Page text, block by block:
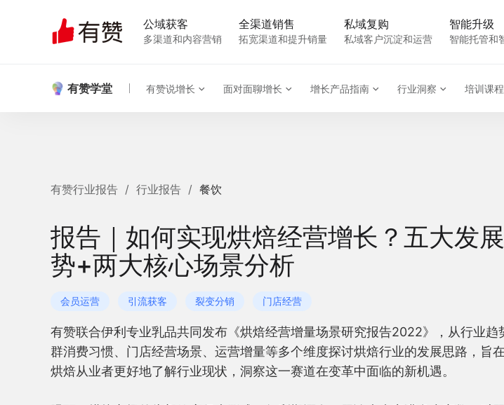
公域获客
多渠道和内容营销
全渠道销售
拓宽渠道和提升销量
私域复购
私域客户沉淀和运营
智能升级
智能托管和
有赞学堂 有赞说增长 面对面聊增长 增长产品指南 行业洞察 培训课程
有赞行业报告 / 行业报告 / 餐饮
报告｜如何实现烘焙经营增长？五大发
势+两大核心场景分析
会员运营 引流获客 裂变分销 门店经营
有赞联合伊利专业乳品共同发布《烘焙经营增量场景研究报告2022》，从行业趋
群消费习惯、门店经营场景、运营增量等多个维度探讨烘焙行业的发展思路，旨
烘焙从业者更好地了解行业现状，洞察这一赛道在变革中面临的新机遇。